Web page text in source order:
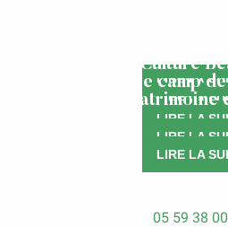
LIRE LA
LIRE LA
La Culture
LIRE LA
Le camp de
LIRE LA
Visites patrimoine
LIRE LA
05 59 38